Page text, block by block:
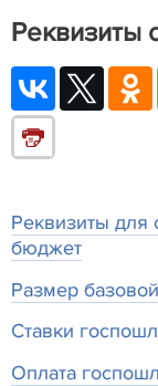
Реквизиты
Реквизиты для
бюджет
Размер
Ставки
Оплата